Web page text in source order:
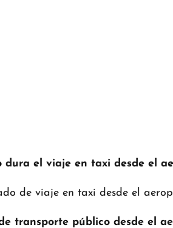
dura el viaje en taxi desde el
de viaje en taxi desde el
transporte público desde el